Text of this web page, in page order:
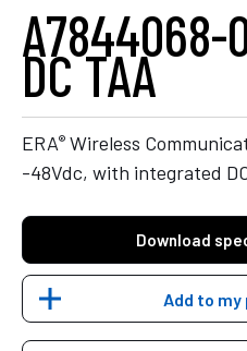
A7844068-
DC TAA
ERA® Wireless
-48Vdc, with integrated
Download
Add to